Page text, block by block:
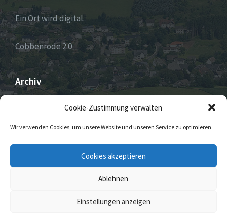
Cookie-Zustimmung verwalten
Wir verwenden Cookies, um unsere Website und unseren Service zu optimieren.
Cookies akzeptieren
Ablehnen
Einstellungen anzeigen
Ein Ort wird digital.
Cobbenrode 2.0
Archiv
Facebook Twitter Instagram